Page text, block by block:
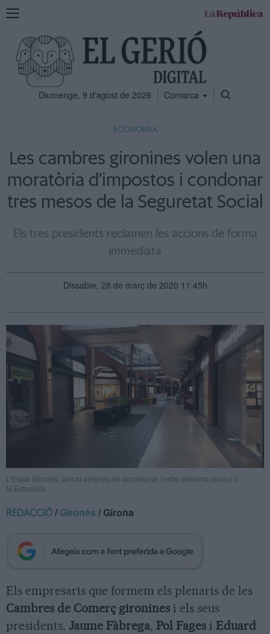
Mostra
navegació
Diumenge, 9 d'agost de 2026 Comarca
ECONOMIA
Les cambres gironines volen una
moratòria d'impostos i condonar
tres mesos de la Seguretat Social
Els tres presidents reclamen les accions de forma
immediata
Dissabte, 28 de març de 2020 11:45h
L'Espai Gironès, tancat després de decretar-se l'estat d'alarma (arxiu) ©
M.Estarriola
REDACCIÓ /Gironès / Girona
Els empresaris que formem els plenaris de les
Cambres de Comerç gironines i els seus
presidents, Jaume Fàbrega, Pol Fages i Eduard